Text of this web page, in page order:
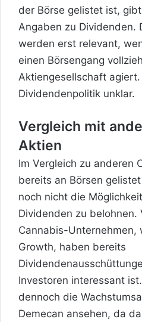
der Börse gelistet ist,
Angaben zu Dividenden.
werden erst relevant,
einen Börsengang
Aktiengesellschaft
Dividendenpolitik unklar.
Vergleich mit
Aktien
Im Vergleich zu anderen
bereits an Börsen
noch nicht die
Dividenden zu belohnen.
Cannabis-Unternehmen,
Growth, haben bereits
Investoren interessant
dennoch die
Demecan ansehen, da